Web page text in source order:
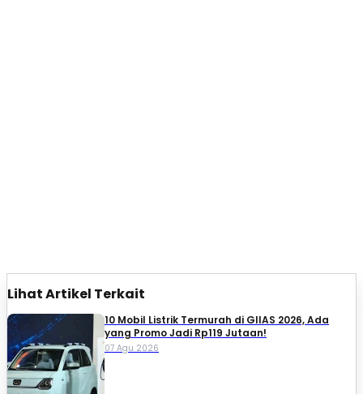
Lihat Artikel Terkait
10 Mobil Listrik Termurah di GIIAS 2026, Ada
yang Promo Jadi Rp119 Jutaan!
07 Agu 2026